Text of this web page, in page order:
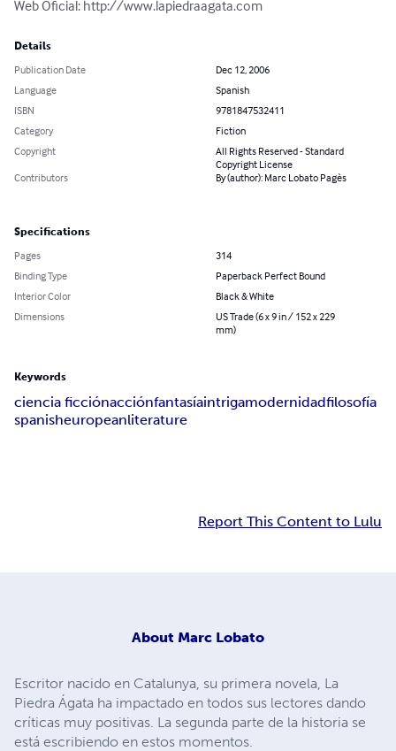
Web Oficial: http://www.lapiedraagata.com
Details
Publication Date
Dec 12, 2006
Language
Spanish
ISBN
9781847532411
Category
Fiction
Copyright
All Rights Reserved - Standard
Copyright License
Contributors
By (author): Marc Lobato Pagès
Specifications
Pages
314
Binding Type
Paperback Perfect Bound
Interior Color
Black & White
Dimensions
US Trade (6 x 9 in / 152 x 229
mm)
Keywords
ciencia ficciónacciónfantasíaintrigamodernidadfilosofía
spanisheuropeanliterature
Report This Content to Lulu
About Marc Lobato
Escritor nacido en Catalunya, su primera novela, La
Piedra Ágata ha impactado en todos sus lectores dando
críticas muy positivas. La segunda parte de la historia se
está escribiendo en estos momentos.